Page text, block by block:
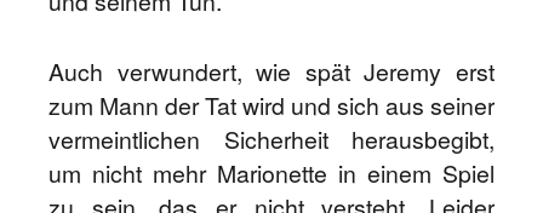
Auch verwundert, wie spät Jeremy erst
zum Mann der Tat wird und sich aus seiner
vermeintlichen Sicherheit herausbegibt,
um nicht mehr Marionette in einem Spiel